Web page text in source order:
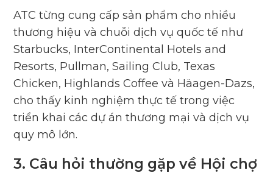
ATC từng cung cấp sản phẩm cho nhiều
thương hiệu và chuỗi dịch vụ quốc tế như
Starbucks, InterContinental Hotels and
Resorts, Pullman, Sailing Club, Texas
Chicken, Highlands Coffee và Häagen-Dazs,
cho thấy kinh nghiệm thực tế trong việc
triển khai các dự án thương mại và dịch vụ
quy mô lớn.
3. Câu hỏi thường gặp về Hội chợ